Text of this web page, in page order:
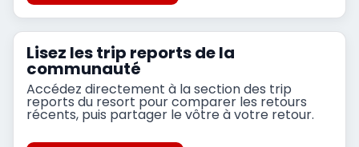
Lisez les trip reports de la
communauté
Accédez directement à la section des trip
reports du resort pour comparer les retours
récents, puis partager le vôtre à votre retour.